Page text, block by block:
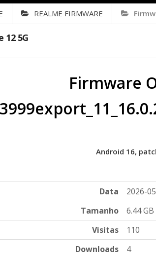
REALME FIRMWARE
12 5G
Firmware
Android 16,
Data
2026-
Tamanho
6.44 GB
Visitas
110
Downloads
4